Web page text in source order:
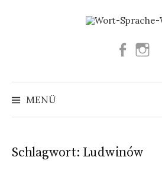
MENÜ
Schlagwort: Ludwinów